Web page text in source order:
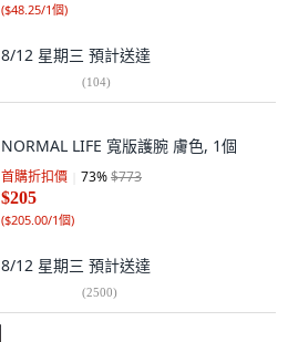
($48.25/1個)
8/12 星期三 預計送達
(104)
NORMAL LIFE 寬版護腕 膚色, 1個
首購折扣價 73%$773
$205
($205.00/1個)
8/12 星期三 預計送達
(2500)